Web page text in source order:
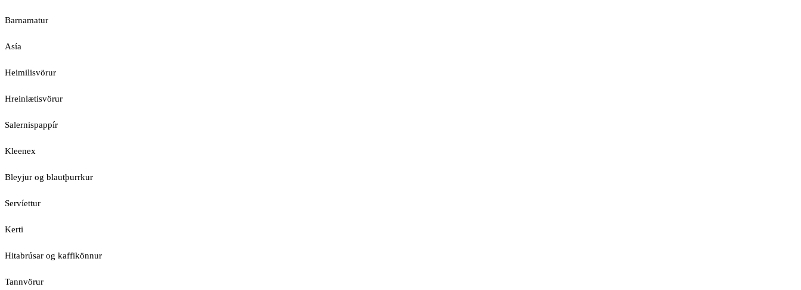
Barnamatur
Asía
Heimilisvörur
Hreinlætisvörur
Salernispappír
Kleenex
Bleyjur og blautþurrkur
Servíettur
Kerti
Hitabrúsar og kaffikönnur
Tannvörur